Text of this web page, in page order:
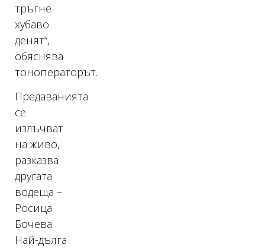
тръгне
хубаво
денят“,
обяснява
тоноператорът.
Предаванията
се
излъчват
на живо,
разказва
другата
водеща –
Росица
Бочева.
Най-дълга